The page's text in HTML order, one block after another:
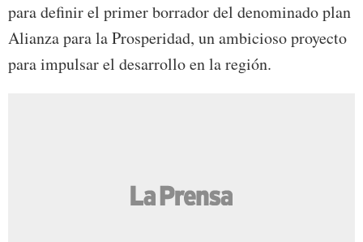
para definir el primer borrador del denominado plan
Alianza para la Prosperidad, un ambicioso proyecto
para impulsar el desarrollo en la región.